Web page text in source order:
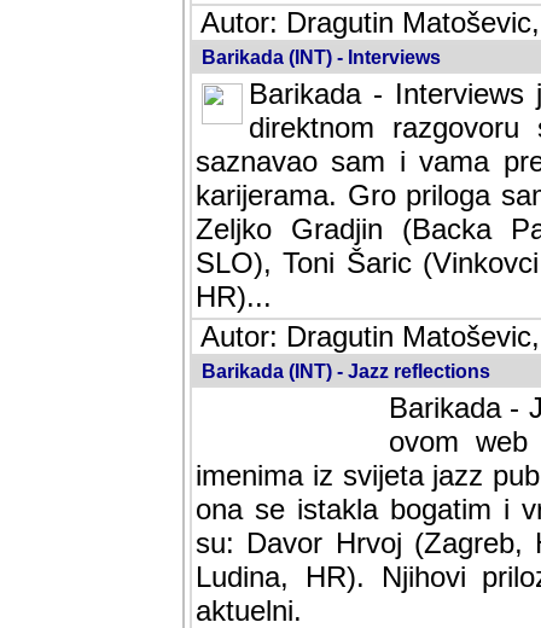
Autor: Dragutin
Barikada (INT) - Interviews
Barikada -
direktnom
saznavao sam i vama
karijerama. Gro priloga
Zeljko Gradjin (Backa
SLO), Toni Šaric
HR)...
Autor: Dragutin
Barikada (INT) - Jazz reflections
Barikada -
ovom web
imenima iz svijeta jazz
ona se istakla bogatim i
su: Davor Hrvoj (Zagreb,
Ludina, HR). Njihovi
aktuelni.